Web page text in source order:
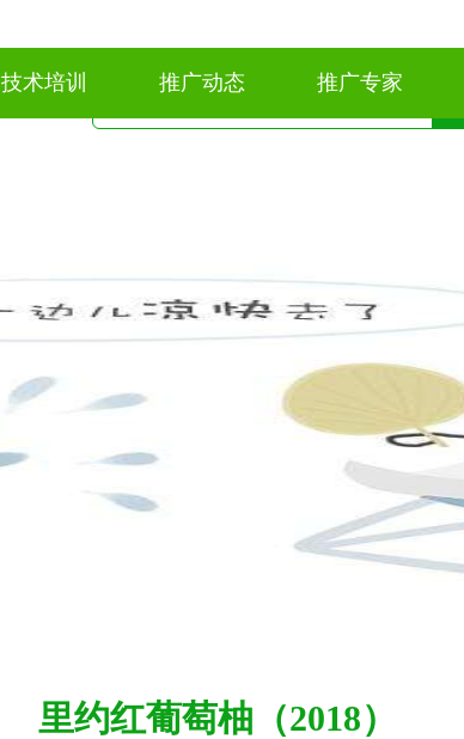
技术培训 推广动态 推广专家
里约红葡萄柚（2018）